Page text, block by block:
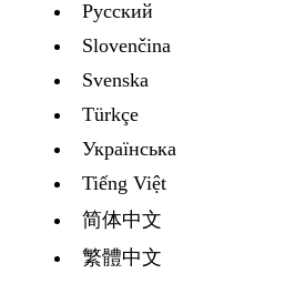
Русский
Slovenčina
Svenska
Türkçe
Украïнська
Tiếng Việt
简体中文
繁體中文